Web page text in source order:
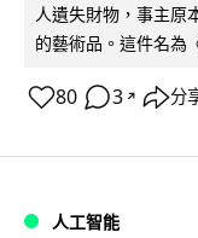
人遺失財物，事主原
的藝術品。這件名為
80 3 ↗ 分
人工智能